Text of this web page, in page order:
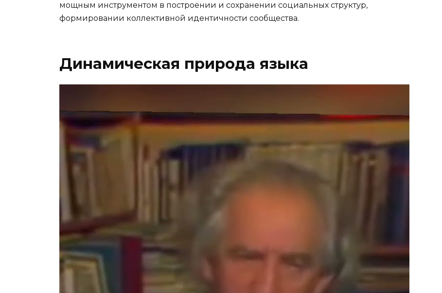
мощным инструментом в построении и сохранении социальных структур,
формировании коллективной идентичности сообщества.
Динамическая природа языка